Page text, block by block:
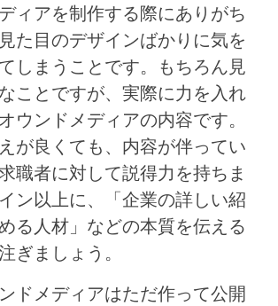
ィアを制作する際にありがち
た目のデザインばかりに気を
しまうことです。もちろん見
ことですが、実際に力を入れ
ウンドメディアの内容です。
が良くても、内容が伴ってい
職者に対して説得力を持ちま
ン以上に、「企業の詳しい紹
る人材」などの本質を伝える
ぎましょう。
ドメディアはただ作って公開